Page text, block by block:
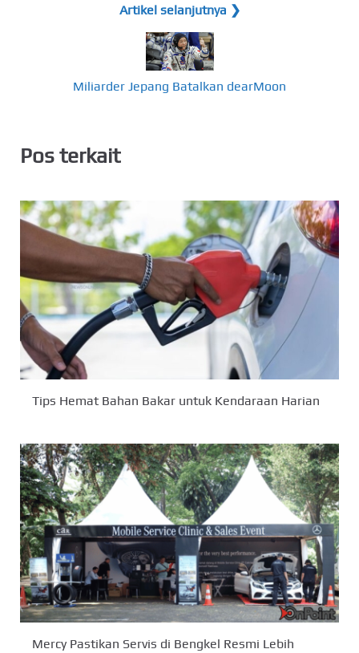
Artikel selanjutnya ❯
Miliarder Jepang Batalkan dearMoon
Pos terkait
Tips Hemat Bahan Bakar untuk Kendaraan Harian
Mercy Pastikan Servis di Bengkel Resmi Lebih